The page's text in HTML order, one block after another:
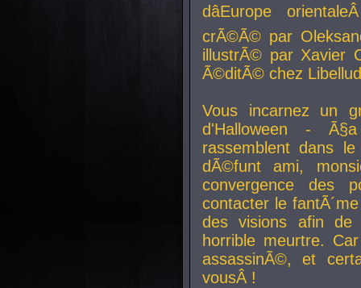
dâEurope
crÃ©Ã© par
illustrÃ© par Xavier
Ã©ditÃ© chez
Vous incarnez un
d'Halloween -
rassemblent dans
dÃ©funt ami,
convergence des
contacter le
des visions afin
horrible meurtre.
assassinÃ©, et
vousÂ !